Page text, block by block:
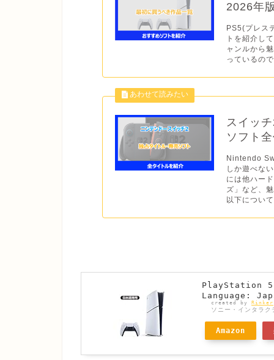
2026年
PS5(プレス
トを紹介し
ャンルから
っているの
スイッ
ソフト
Nintendo
しか遊べな
には他ハー
ズ」など、
以下につい
PlayStation 5
Language:
created by Rinker
ソニー・インタラ
Amazon